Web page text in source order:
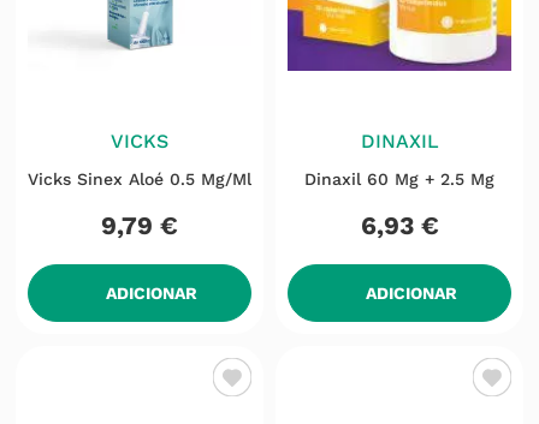
VICKS
Vicks Sinex Aloé 0.5 Mg/ml
9,79 €
ADICIONAR
DINAXIL
Dinaxil 60 Mg + 2.5 Mg
6,93 €
ADICIONAR